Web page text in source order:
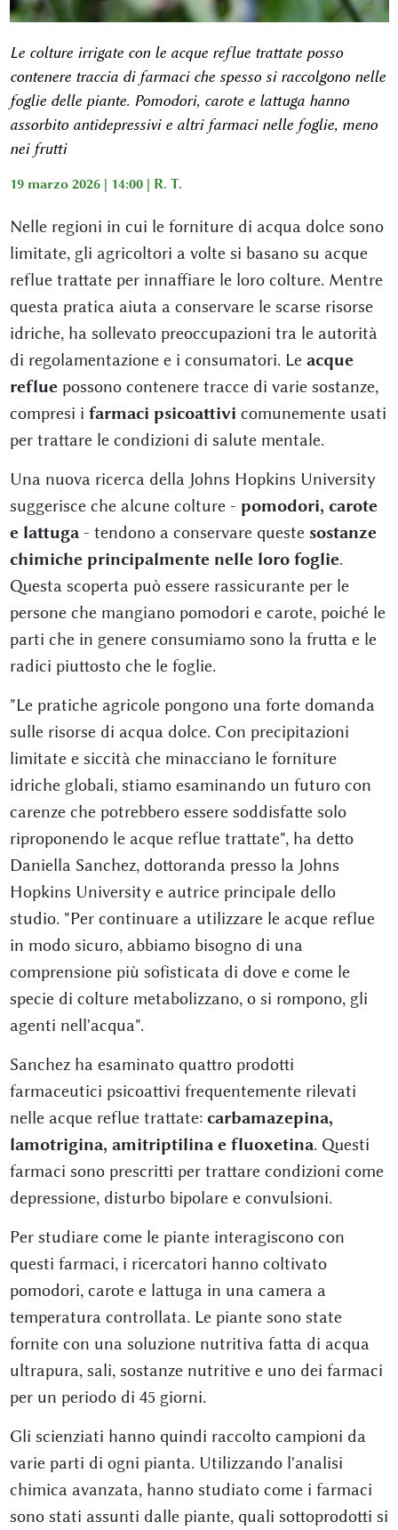
Le colture irrigate con le acque reflue trattate posso
contenere traccia di farmaci che spesso si raccolgono nelle
foglie delle piante. Pomodori, carote e lattuga hanno
assorbito antidepressivi e altri farmaci nelle foglie, meno
nei frutti
19 marzo 2026 | 14:00 | R. T.
Nelle regioni in cui le forniture di acqua dolce sono
limitate, gli agricoltori a volte si basano su acque
reflue trattate per innaffiare le loro colture. Mentre
questa pratica aiuta a conservare le scarse risorse
idriche, ha sollevato preoccupazioni tra le autorità
di regolamentazione e i consumatori. Le acque
refluepossono contenere tracce di varie sostanze,
compresi i farmaci psicoattivi comunemente usati
per trattare le condizioni di salute mentale.
Una nuova ricerca della Johns Hopkins University
suggerisce che alcune colture - pomodori, carote
e lattuga- tendono a conservare queste sostanze
chimiche principalmente nelle loro foglie.
Questa scoperta può essere rassicurante per le
persone che mangiano pomodori e carote, poiché le
parti che in genere consumiamo sono la frutta e le
radici piuttosto che le foglie.
"Le pratiche agricole pongono una forte domanda
sulle risorse di acqua dolce. Con precipitazioni
limitate e siccità che minacciano le forniture
idriche globali, stiamo esaminando un futuro con
carenze che potrebbero essere soddisfatte solo
riproponendo le acque reflue trattate", ha detto
Daniella Sanchez, dottoranda presso la Johns
Hopkins University e autrice principale dello
studio. "Per continuare a utilizzare le acque reflue
in modo sicuro, abbiamo bisogno di una
comprensione più sofisticata di dove e come le
specie di colture metabolizzano, o si rompono, gli
agenti nell'acqua".
Sanchez ha esaminato quattro prodotti
farmaceutici psicoattivi frequentemente rilevati
nelle acque reflue trattate: carbamazepina,
lamotrigina, amitriptilina e fluoxetina. Questi
farmaci sono prescritti per trattare condizioni come
depressione, disturbo bipolare e convulsioni.
Per studiare come le piante interagiscono con
questi farmaci, i ricercatori hanno coltivato
pomodori, carote e lattuga in una camera a
temperatura controllata. Le piante sono state
fornite con una soluzione nutritiva fatta di acqua
ultrapura, sali, sostanze nutritive e uno dei farmaci
per un periodo di 45 giorni.
Gli scienziati hanno quindi raccolto campioni da
varie parti di ogni pianta. Utilizzando l'analisi
chimica avanzata, hanno studiato come i farmaci
sono stati assunti dalle piante, quali sottoprodotti si